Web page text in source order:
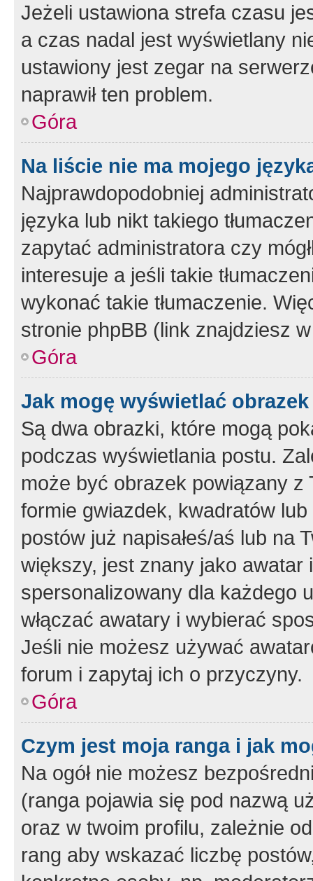
Jeżeli ustawiona strefa czasu
a czas nadal jest wyświetlany
ustawiony jest zegar na
naprawił ten problem.
Góra
Na liście nie ma mojego
Najprawdopodobniej
języka lub nikt takiego
zapytać administratora czy
interesuje a jeśli takie
wykonać takie tłumaczenie.
stronie phpBB (link znajdziesz
Góra
Jak mogę wyświetlać
Są dwa obrazki, które mogą
podczas wyświetlania postu.
może być obrazek powiązany z
formie gwiazdek, kwadratów
postów już napisałeś/aś lub na
większy, jest znany jako
spersonalizowany dla każdego
włączać awatary i wybierać
Jeśli nie możesz używać
forum i zapytaj ich o przyczyny.
Góra
Czym jest moja ranga i jak
Na ogół nie możesz
(ranga pojawia się pod nazwą
oraz w twoim profilu, zależnie
rang aby wskazać liczbę